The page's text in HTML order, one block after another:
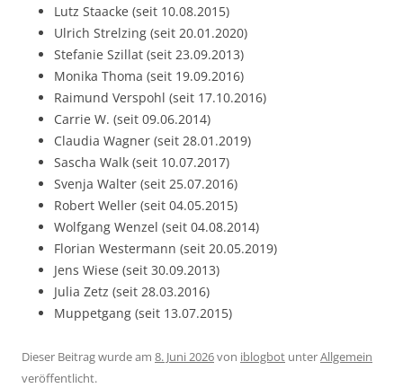
Lutz Staacke (seit 10.08.2015)
Ulrich Strelzing (seit 20.01.2020)
Stefanie Szillat (seit 23.09.2013)
Monika Thoma (seit 19.09.2016)
Raimund Verspohl (seit 17.10.2016)
Carrie W. (seit 09.06.2014)
Claudia Wagner (seit 28.01.2019)
Sascha Walk (seit 10.07.2017)
Svenja Walter (seit 25.07.2016)
Robert Weller (seit 04.05.2015)
Wolfgang Wenzel (seit 04.08.2014)
Florian Westermann (seit 20.05.2019)
Jens Wiese (seit 30.09.2013)
Julia Zetz (seit 28.03.2016)
Muppetgang (seit 13.07.2015)
Dieser Beitrag wurde am 8. Juni 2026von iblogbot unterAllgemein
veröffentlicht.